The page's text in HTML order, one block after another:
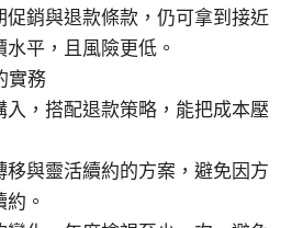
促銷與退款條款，仍可拿到接近
平，且風險更低。
實務
入，搭配退款策略，能把成本壓
移與靈活續約的方案，避免因方
。